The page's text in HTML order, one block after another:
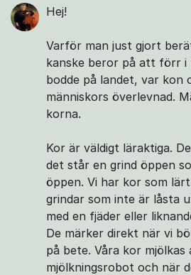
Hej!
Varför man just gjort
kanske beror på att förr i
bodde på landet, var
människors överlevnad.
korna.
Kor är väldigt läraktiga.
det står en grind öppen
öppen. Vi har kor som
grindar som inte är låsta
med en fjäder eller
De märker direkt när vi
på bete. Våra kor mjölkas
mjölkningsrobot och när